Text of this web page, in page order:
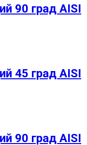
90 град AISI
45 град AISI
90 град AISI